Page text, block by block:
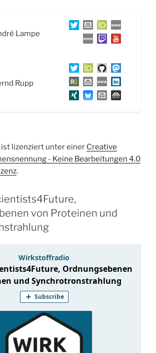
Lampe
Rupp
lizenziert unter einer Creative
- Keine Bearbeitungen 4.0
.
von Proteinen und